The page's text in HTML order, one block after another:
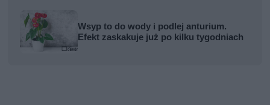
Wsyp to do wody i podlej anturium.
Efekt zaskakuje już po kilku tygodniach